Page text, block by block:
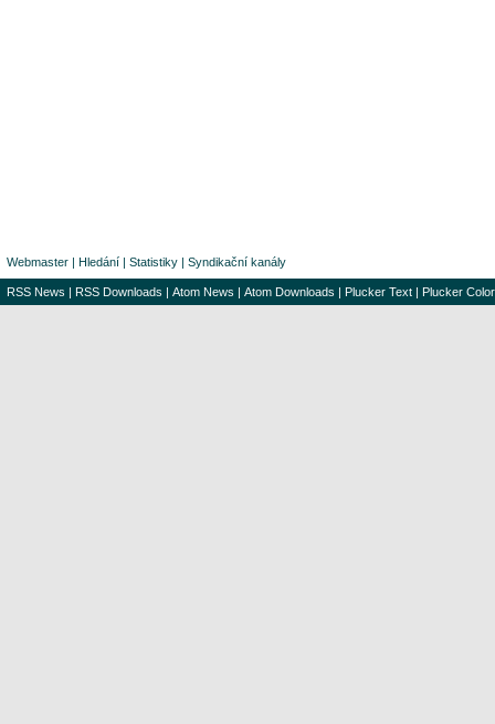
Webmaster | Hledání | Statistiky | Syndikační kanály
RSS News | RSS Downloads | Atom News | Atom Downloads | Plucker Text | Plucker Color